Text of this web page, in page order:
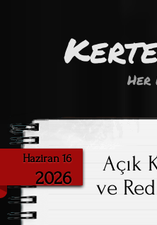
Her
Haziran 16
2026
Açık
ve